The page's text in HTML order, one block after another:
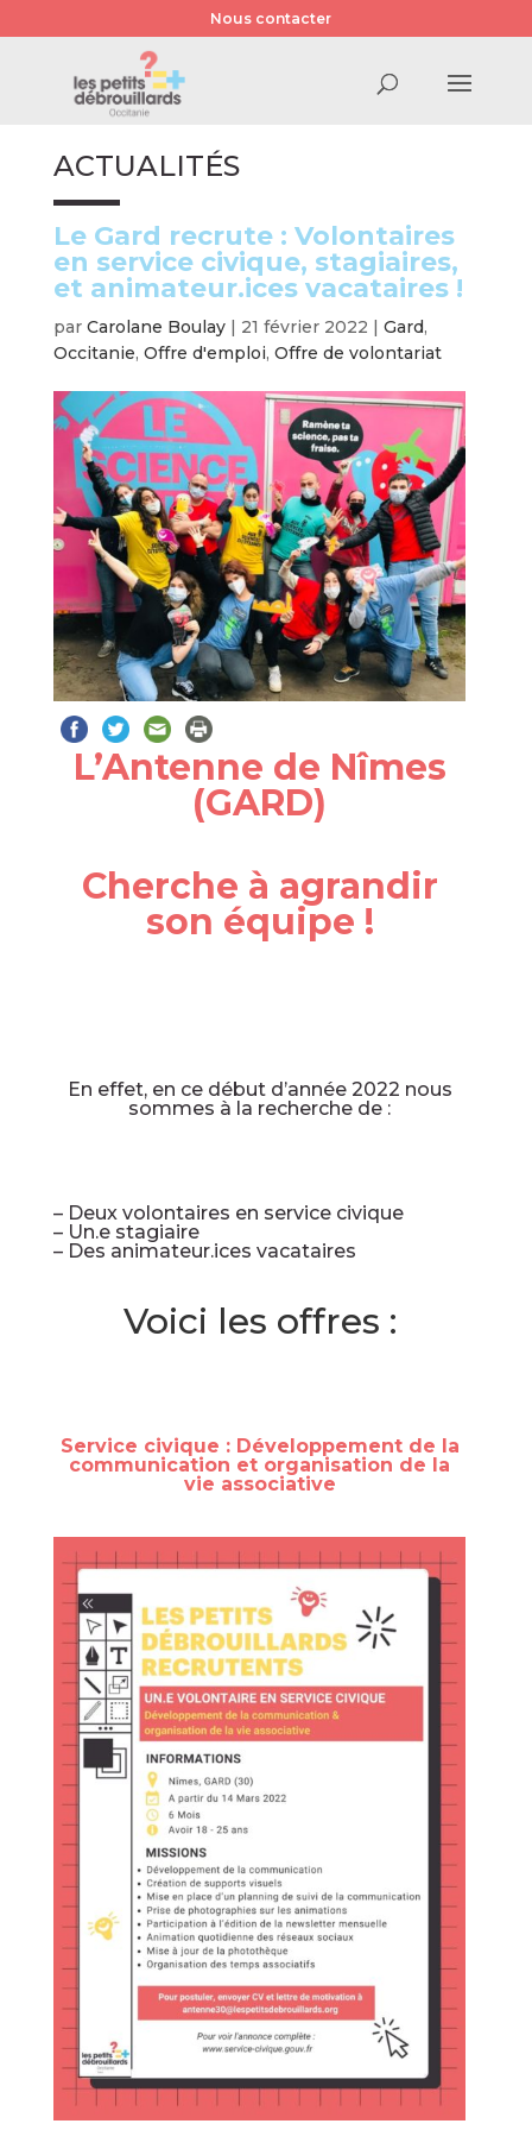
Nous contacter
ACTUALITÉS
Le Gard recrute : Volontaires
en service civique, stagiaires,
et animateur.ices vacataires !
par Carolane Boulay| 21 février 2022 | Gard,
Occitanie, Offre d'emploi, Offre de volontariat
L’Antenne de Nîmes
(GARD)
Cherche à agrandir
son équipe !
En effet, en ce début d’année 2022 nous
sommes à la recherche de :
– Deux volontaires en service civique
– Un.e stagiaire
– Des animateur.ices vacataires
Voici les offres :
Service civique : Développement de la
communication et organisation de la
vie associative